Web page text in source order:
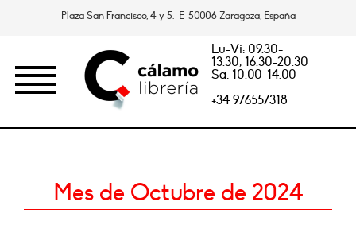
Plaza San Francisco, 4 y 5. E-50006 Zaragoza, España
Lu-Vi: 09.30-
13.30, 16.30-20.30
Sa: 10.00-14.00
+34 976557318
Mes de Octubre de 2024